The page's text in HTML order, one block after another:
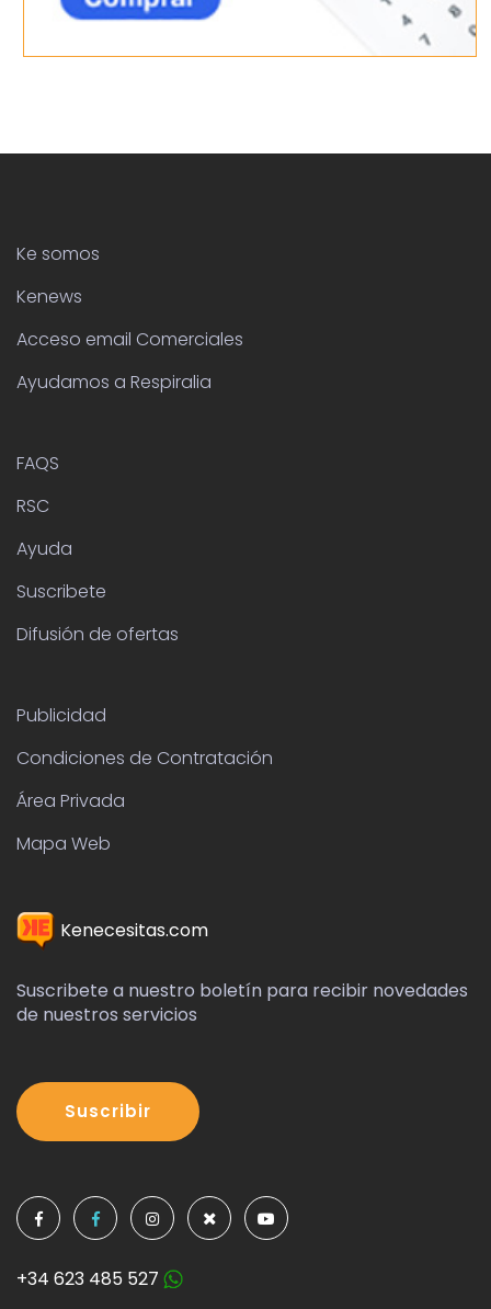
Ke somos
Kenews
Acceso email Comerciales
Ayudamos a Respiralia
FAQS
RSC
Ayuda
Suscribete
Difusión de ofertas
Publicidad
Condiciones de Contratación
Área Privada
Mapa Web
Kenecesitas.com
Suscribete a nuestro boletín para recibir novedades
de nuestros servicios
Suscribir
+34 623 485 527